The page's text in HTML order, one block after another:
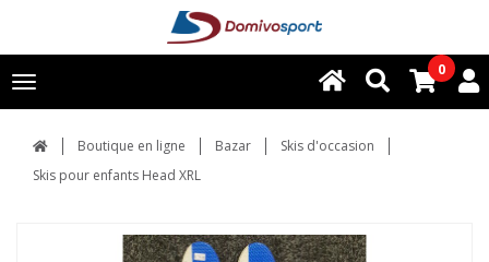
Toggle
navigation
0
Boutique en ligne Bazar
Skis d'occasion
Skis pour enfants Head XRL